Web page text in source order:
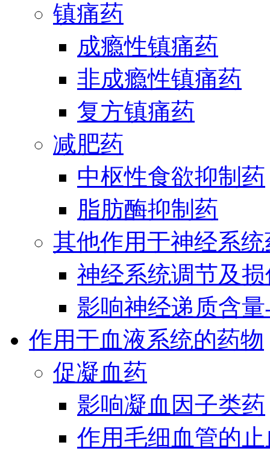
镇痛药
成瘾性镇痛药
非成瘾性镇痛药
复方镇痛药
减肥药
中枢性食欲抑制药
脂肪酶抑制药
其他作用于神经系统
神经系统调节及
影响神经递质含
作用于血液系统的药物
促凝血药
影响凝血因子类药
作用毛细血管的